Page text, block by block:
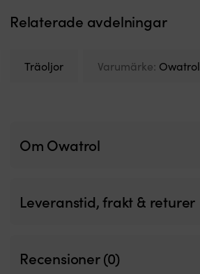
Relaterade avdelningar
Träoljor Varumärke: Owatrol
Om Owatrol
Leveranstid, frakt & returer
Recensioner (0)